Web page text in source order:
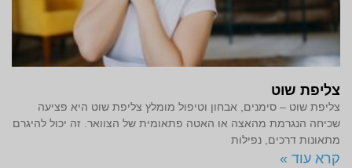
צליפת שוט
צליפת שוט – סימנים, אבחון וטיפול מומלץ צליפת שוט היא פציעה
שכיחה הנגרמת מהאצה או האטה פתאומית של הצוואר. זה יכול להיגרם
מתאונות דרכים, נפילות
קרא עוד »